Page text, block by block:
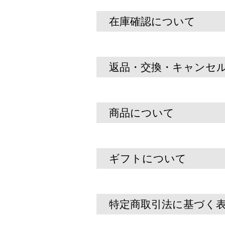
在庫確認について
返品・交換・キャンセ
商品について
ギフトについて
特定商取引法に基づく